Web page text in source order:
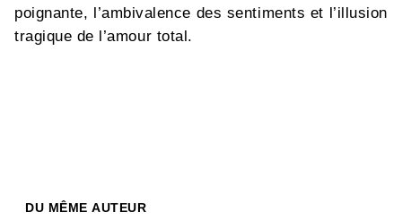
poignante, l’ambivalence des sentiments et l’illusion
tragique de l’amour total.
DU MÊME AUTEUR